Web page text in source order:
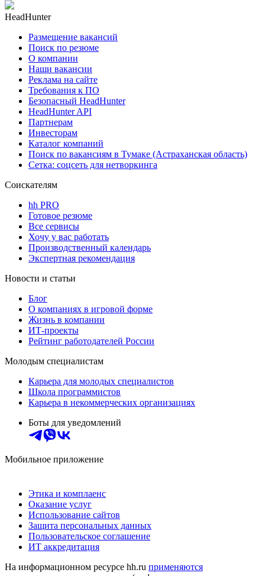
HeadHunter
Размещение вакансий
Поиск по резюме
О компании
Наши вакансии
Реклама на сайте
Требования к ПО
Безопасный HeadHunter
HeadHunter API
Партнерам
Инвесторам
Каталог компаний
Поиск по вакансиям в Тумаке (Астраханская область)
Сетка: соцсеть для нетворкинга
Соискателям
hh PRO
Готовое резюме
Все сервисы
Хочу у вас работать
Производственный календарь
Экспертная рекомендация
Новости и статьи
Блог
О компаниях в игровой форме
Жизнь в компании
ИТ-проекты
Рейтинг работодателей России
Молодым специалистам
Карьера для молодых специалистов
Школа программистов
Карьера в некоммерческих организациях
Боты для уведомлений
Мобильное приложение
Этика и комплаенс
Оказание услуг
Использование сайтов
Защита персональных данных
Пользовательское соглашение
ИТ аккредитация
На информационном ресурсе hh.ru применяются